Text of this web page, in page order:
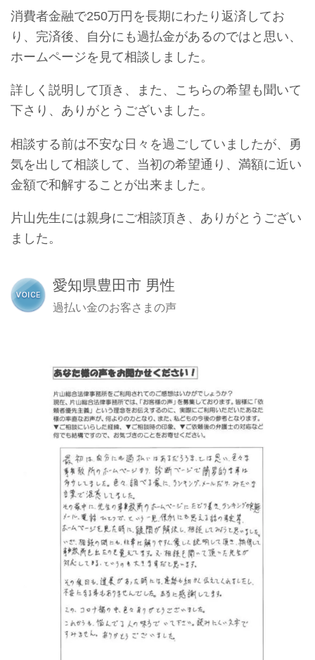
消費者金融で250万円を長期にわたり返済してお
り、完済後、自分にも過払金があるのではと思い、
ホームページを見て相談しました。
詳しく説明して頂き、また、こちらの希望も聞いて
下さり、ありがとうございました。
相談する前は不安な日々を過ごしていましたが、勇
気を出して相談して、当初の希望通り、満額に近い
金額で和解することが出来ました。
片山先生には親身にご相談頂き、ありがとうござい
ました。
愛知県豊田市 男性
過払い金のお客さまの声